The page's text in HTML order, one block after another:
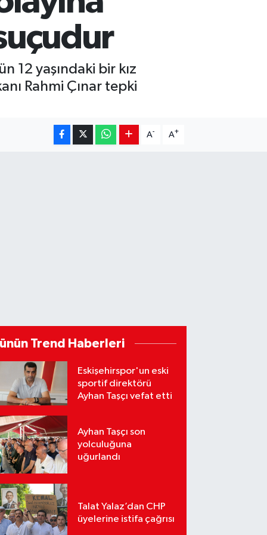
12 yaşındaki bir kız
Rahmi Çınar tepki
A- A+
Trend Haberleri
Eskişehirspor'un eski
sportif direktörü
Ayhan Taşçı vefat etti
Ayhan Taşçı son
yolculuğuna
uğurlandı
Talat Yalaz’dan CHP
üyelerine istifa çağrısı